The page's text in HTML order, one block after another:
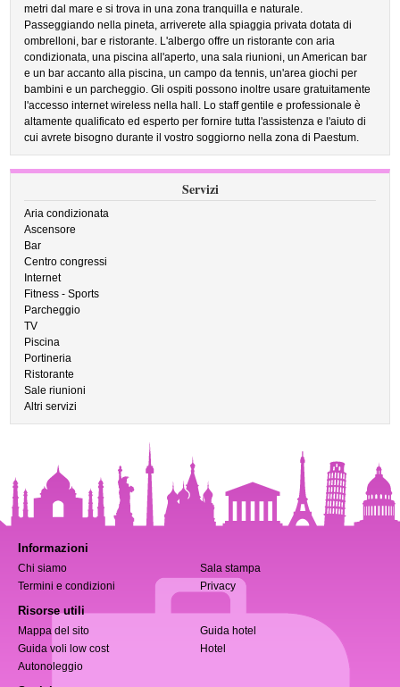
metri dal mare e si trova in una zona tranquilla e naturale.
Passeggiando nella pineta, arriverete alla spiaggia privata dotata di
ombrelloni, bar e ristorante. L'albergo offre un ristorante con aria
condizionata, una piscina all'aperto, una sala riunioni, un American bar
e un bar accanto alla piscina, un campo da tennis, un'area giochi per
bambini e un parcheggio. Gli ospiti possono inoltre usare gratuitamente
l'accesso internet wireless nella hall. Lo staff gentile e professionale è
altamente qualificato ed esperto per fornire tutta l'assistenza e l'aiuto di
cui avrete bisogno durante il vostro soggiorno nella zona di Paestum.
Servizi
Aria condizionata
Ascensore
Bar
Centro congressi
Internet
Fitness - Sports
Parcheggio
TV
Piscina
Portineria
Ristorante
Sale riunioni
Altri servizi
Informazioni
Chi siamo
Sala stampa
Termini e condizioni
Privacy
Risorse utili
Mappa del sito
Guida hotel
Guida voli low cost
Hotel
Autonoleggio